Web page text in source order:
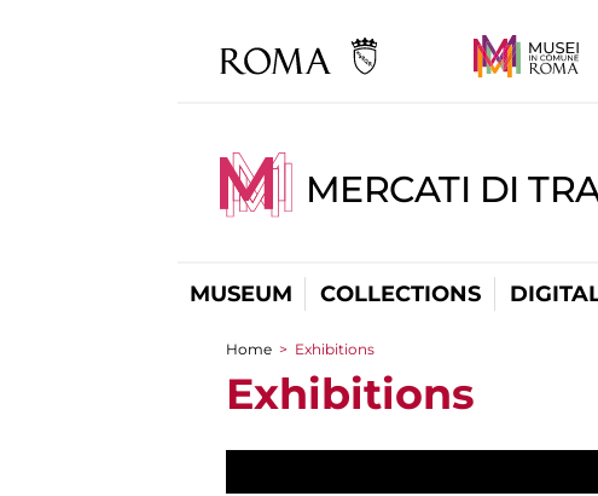
MERCATI DI
MUSEUM COLLECTIONS
You are here
Home > Exhibitions
Exhibitions